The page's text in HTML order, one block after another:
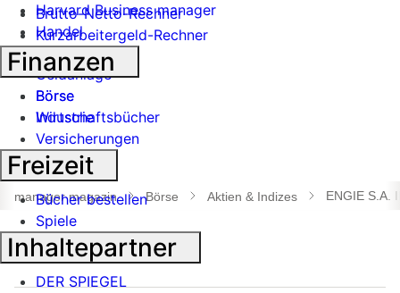
Harvard Business manager
Handel
Banken
Geldanlage
Börse
Industrie
Suche
öffnen
manager magazin Börse Aktien & Indizes ENGIE S.A.
Brutto-Netto-Rechner
Kurzarbeitergeld-Rechner
Finanzen
Börse
Wirtschaftsbücher
Versicherungen
Freizeit
Bücher bestellen
Spiele
Inhaltepartner
DER SPIEGEL